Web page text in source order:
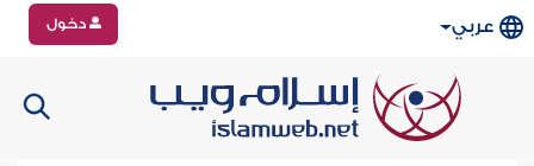
عربي دخول